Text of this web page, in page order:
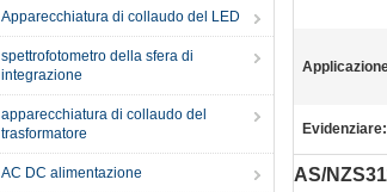
Apparecchiatura di collaudo del LED
spettrofotometro della sfera di
integrazione
apparecchiatura di collaudo del
trasformatore
AC DC alimentazione
Evidenziare:
AS/